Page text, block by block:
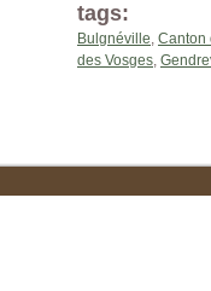
tags:
Bulgnéville, Canton
des Vosges,